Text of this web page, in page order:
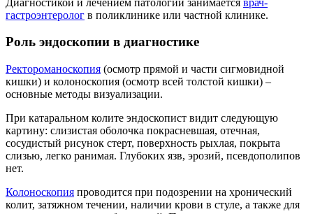
гастроэнтеролог в поликлинике или частной клинике.
Роль эндоскопии в диагностике
Ректороманоскопия (осмотр прямой и части сигмовидной
кишки) и колоноскопия (осмотр всей толстой кишки) –
основные методы визуализации.
При катаральном колите эндоскопист видит следующую
картину: слизистая оболочка покрасневшая, отечная,
сосудистый рисунок стерт, поверхность рыхлая, покрыта
слизью, легко ранимая. Глубоких язв, эрозий, псевдополипов
нет.
Колоноскопия проводится при подозрении на хронический
колит, затяжном течении, наличии крови в стуле, а также для